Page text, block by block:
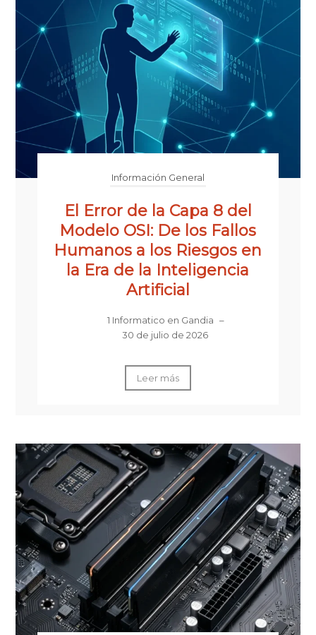
Información General
El Error de la Capa 8 del
Modelo OSI: De los Fallos
Humanos a los Riesgos en
la Era de la Inteligencia
Artificial
1 Informatico en Gandia –
30 de julio de 2026
Leer más